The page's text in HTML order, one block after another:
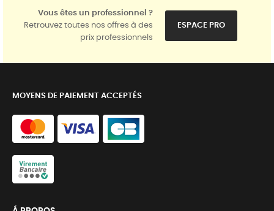
Vous êtes un professionnel ?
Retrouvez toutes nos offres à des
prix professionnels
ESPACE PRO
MOYENS DE PAIEMENT ACCEPTÉS